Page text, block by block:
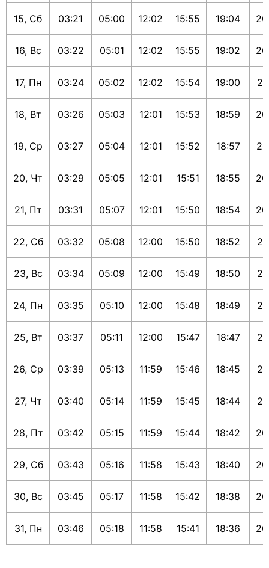
15, Сб 03:21 05:00 12:02 15:55 19:04
16, Вс 03:22 05:01 12:02 15:55 19:02
17, Пн 03:24 05:02 12:02 15:54 19:00
18, Вт 03:26 05:03 12:01 15:53 18:59
19, Ср 03:27 05:04 12:01 15:52 18:57
20, Чт 03:29 05:05 12:01 15:51 18:55
21, Пт 03:31 05:07 12:01 15:50 18:54
22, Сб 03:32 05:08 12:00 15:50 18:52
23, Вс 03:34 05:09 12:00 15:49 18:50
24, Пн 03:35 05:10 12:00 15:48 18:49
25, Вт 03:37 05:11 12:00 15:47 18:47
26, Ср 03:39 05:13 11:59 15:46 18:45
27, Чт 03:40 05:14 11:59 15:45 18:44
28, Пт 03:42 05:15 11:59 15:44 18:42
29, Сб 03:43 05:16 11:58 15:43 18:40
30, Вс 03:45 05:17 11:58 15:42 18:38
31, Пн 03:46 05:18 11:58 15:41 18:36